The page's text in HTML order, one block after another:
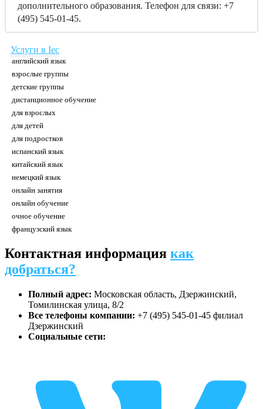
дополнительного образования. Телефон для связи: +7
(495) 545-01-45.
Услуги в Iec
английский язык
взрослые группы
детские группы
дистанционное обучение
для взрослых
для детей
для подростков
испанский язык
китайский язык
немецкий язык
онлайн занятия
онлайн обучение
очное обучение
французский язык
Контактная информация как
добраться?
Полный адрес: Московская область, Дзержинский,
Томилинская улица, 8/2
Все телефоны компании: +7 (495) 545-01-45 филиал
Дзержинский
Социальные сети: